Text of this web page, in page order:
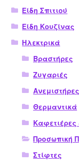
Είδη Σπιτιού
Είδη Κουζίνας
Ηλεκτρικά
Βραστήρες
Ζυγαριές
Ανεμιστήρες
Θερμαντικά
Καφετιέρες
Προσωπική
Στίφτες